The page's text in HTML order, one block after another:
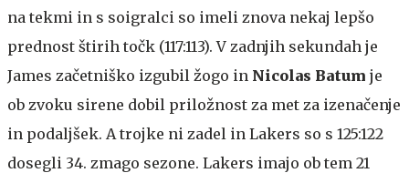
na tekmi in s soigralci so imeli znova nekaj lepšo
prednost štirih točk (117:113). V zadnjih sekundah je
James začetniško izgubil žogo in Nicolas Batum je
ob zvoku sirene dobil priložnost za met za izenačenje
in podaljšek. A trojke ni zadel in Lakers so s 125:122
dosegli 34. zmago sezone. Lakers imajo ob tem 21